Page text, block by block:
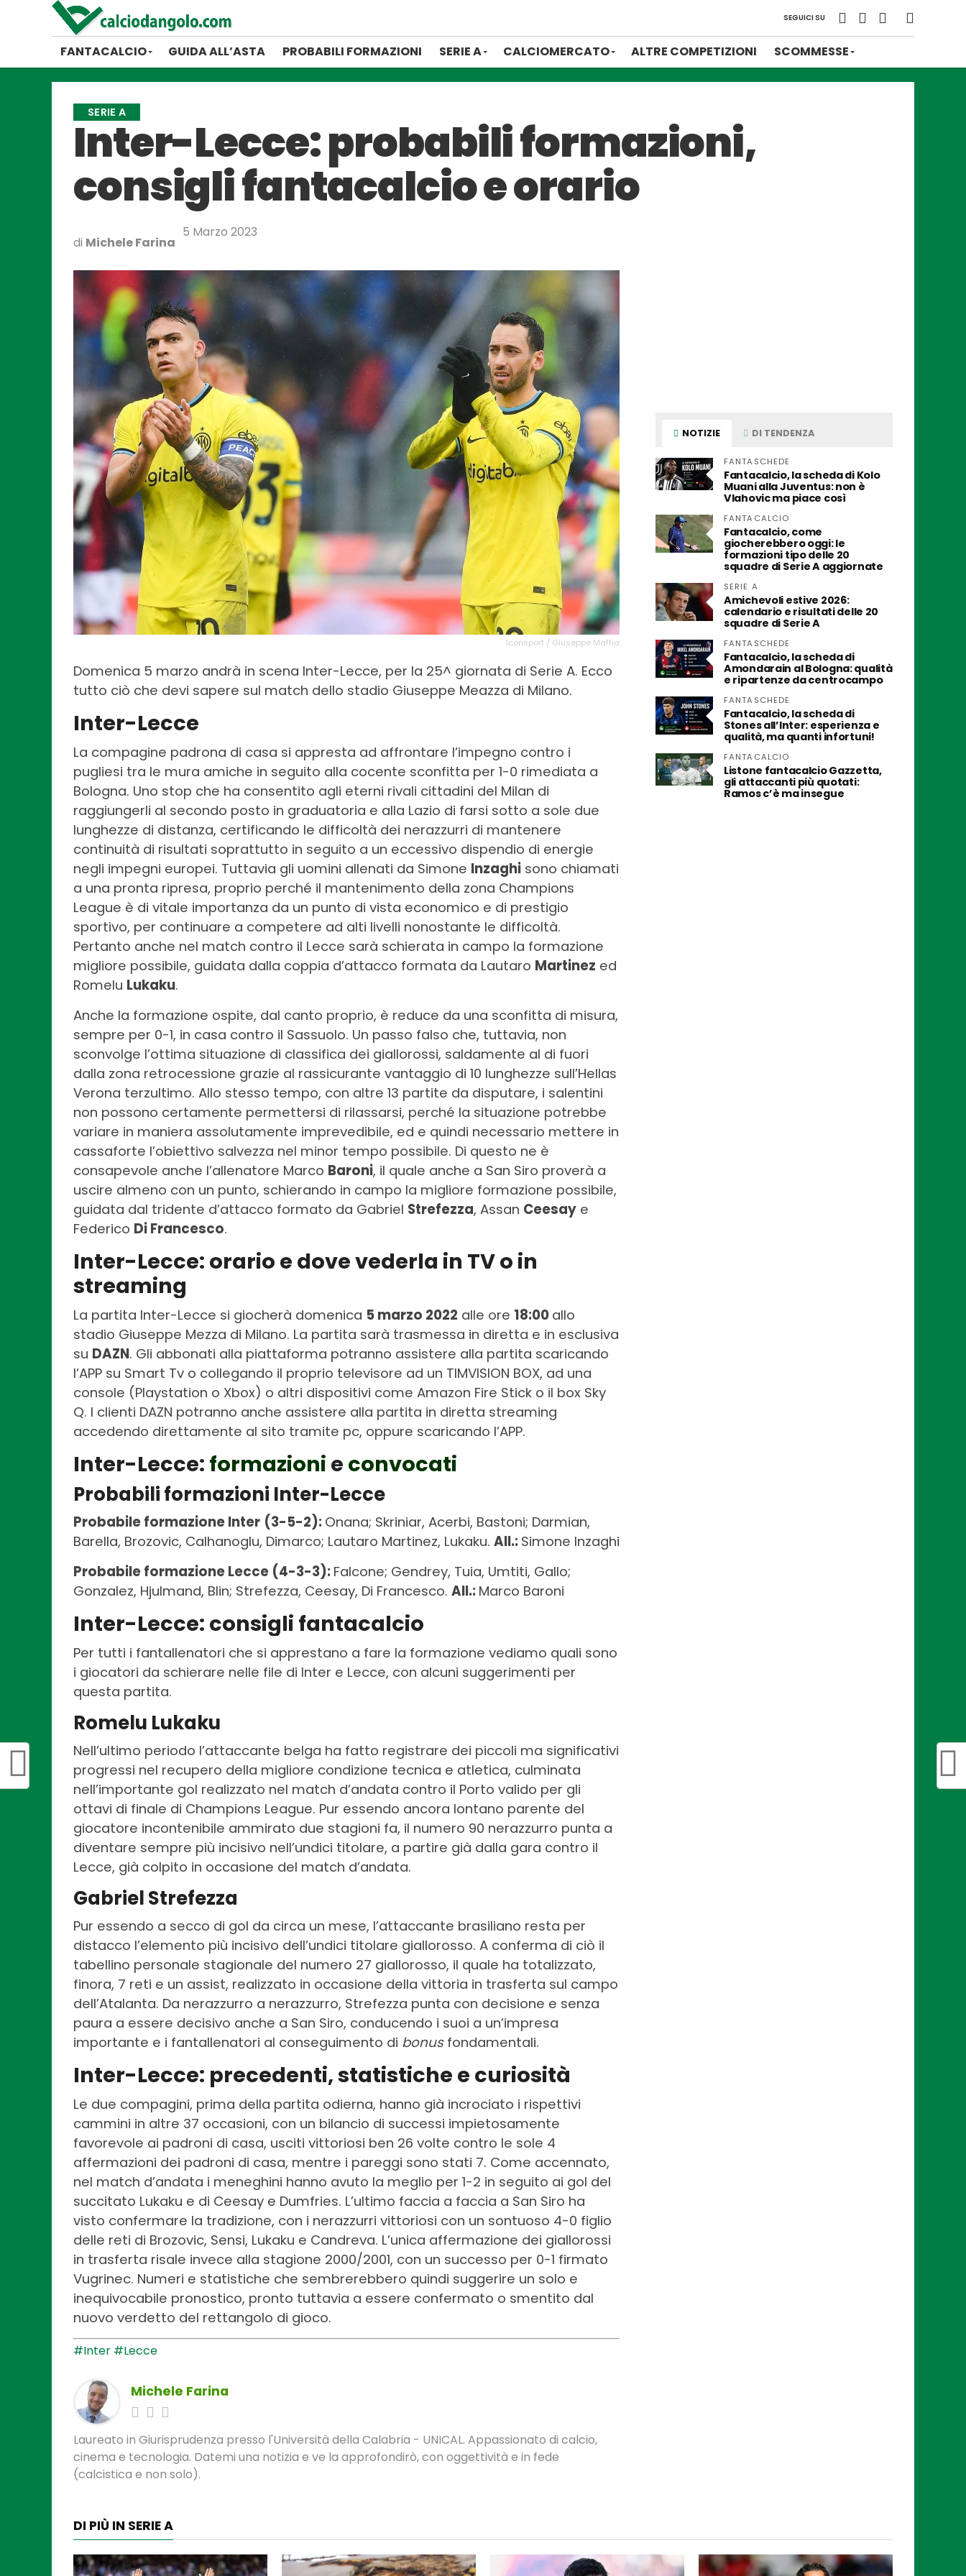
SEGUICI SU
FANTACALCIO GUIDA ALL’ASTA PROBABILI FORMAZIONI SERIE A CALCIOMERCATO ALTRE COMPETIZIONI SCOMMESSE
SERIE A
Inter-Lecce: probabili formazioni,
consigli fantacalcio e orario
di Michele Farina
5 Marzo 2023
Iconsport / Giuseppe Maffia
Domenica 5 marzo andrà in scena Inter-Lecce, per la 25^ giornata di Serie A. Ecco
tutto ciò che devi sapere sul match dello stadio Giuseppe Meazza di Milano.
Inter-Lecce
La compagine padrona di casa si appresta ad affrontare l’impegno contro i
pugliesi tra le mura amiche in seguito alla cocente sconfitta per 1-0 rimediata a
Bologna. Uno stop che ha consentito agli eterni rivali cittadini del Milan di
raggiungerli al secondo posto in graduatoria e alla Lazio di farsi sotto a sole due
lunghezze di distanza, certificando le difficoltà dei nerazzurri di mantenere
continuità di risultati soprattutto in seguito a un eccessivo dispendio di energie
negli impegni europei. Tuttavia gli uomini allenati da Simone Inzaghi sono chiamati
a una pronta ripresa, proprio perché il mantenimento della zona Champions
League è di vitale importanza da un punto di vista economico e di prestigio
sportivo, per continuare a competere ad alti livelli nonostante le difficoltà.
Pertanto anche nel match contro il Lecce sarà schierata in campo la formazione
migliore possibile, guidata dalla coppia d’attacco formata da Lautaro Martinez ed
Romelu Lukaku.
Anche la formazione ospite, dal canto proprio, è reduce da una sconfitta di misura,
sempre per 0-1, in casa contro il Sassuolo. Un passo falso che, tuttavia, non
sconvolge l’ottima situazione di classifica dei giallorossi, saldamente al di fuori
dalla zona retrocessione grazie al rassicurante vantaggio di 10 lunghezze sull’Hellas
Verona terzultimo. Allo stesso tempo, con altre 13 partite da disputare, i salentini
non possono certamente permettersi di rilassarsi, perché la situazione potrebbe
variare in maniera assolutamente imprevedibile, ed e quindi necessario mettere in
cassaforte l’obiettivo salvezza nel minor tempo possibile. Di questo ne è
consapevole anche l’allenatore Marco Baroni, il quale anche a San Siro proverà a
uscire almeno con un punto, schierando in campo la migliore formazione possibile,
guidata dal tridente d’attacco formato da Gabriel Strefezza, Assan Ceesay e
Federico Di Francesco.
Inter-Lecce: orario e dove vederla in TV o in
streaming
La partita Inter-Lecce si giocherà domenica 5 marzo 2022 alle ore 18:00 allo
stadio Giuseppe Mezza di Milano. La partita sarà trasmessa in diretta e in esclusiva
su DAZN. Gli abbonati alla piattaforma potranno assistere alla partita scaricando
l’APP su Smart Tv o collegando il proprio televisore ad un TIMVISION BOX, ad una
console (Playstation o Xbox) o altri dispositivi come Amazon Fire Stick o il box Sky
Q. I clienti DAZN potranno anche assistere alla partita in diretta streaming
accedendo direttamente al sito tramite pc, oppure scaricando l’APP.
Inter-Lecce: formazioni e convocati
Probabili formazioni Inter-Lecce
Probabile formazione Inter (3-5-2): Onana; Skriniar, Acerbi, Bastoni; Darmian,
Barella, Brozovic, Calhanoglu, Dimarco; Lautaro Martinez, Lukaku. All.: Simone Inzaghi
Probabile formazione Lecce (4-3-3): Falcone; Gendrey, Tuia, Umtiti, Gallo;
Gonzalez, Hjulmand, Blin; Strefezza, Ceesay, Di Francesco. All.: Marco Baroni
Inter-Lecce: consigli fantacalcio
Per tutti i fantallenatori che si apprestano a fare la formazione vediamo quali sono
i giocatori da schierare nelle file di Inter e Lecce, con alcuni suggerimenti per
questa partita.
Romelu Lukaku
Nell’ultimo periodo l’attaccante belga ha fatto registrare dei piccoli ma significativi
progressi nel recupero della migliore condizione tecnica e atletica, culminata
nell’importante gol realizzato nel match d’andata contro il Porto valido per gli
ottavi di finale di Champions League. Pur essendo ancora lontano parente del
giocatore incontenibile ammirato due stagioni fa, il numero 90 nerazzurro punta a
diventare sempre più incisivo nell’undici titolare, a partire già dalla gara contro il
Lecce, già colpito in occasione del match d’andata.
Gabriel Strefezza
Pur essendo a secco di gol da circa un mese, l’attaccante brasiliano resta per
distacco l’elemento più incisivo dell’undici titolare giallorosso. A conferma di ciò il
tabellino personale stagionale del numero 27 giallorosso, il quale ha totalizzato,
finora, 7 reti e un assist, realizzato in occasione della vittoria in trasferta sul campo
dell’Atalanta. Da nerazzurro a nerazzurro, Strefezza punta con decisione e senza
paura a essere decisivo anche a San Siro, conducendo i suoi a un’impresa
importante e i fantallenatori al conseguimento di bonusfondamentali.
Inter-Lecce: precedenti, statistiche e curiosità
Le due compagini, prima della partita odierna, hanno già incrociato i rispettivi
cammini in altre 37 occasioni, con un bilancio di successi impietosamente
favorevole ai padroni di casa, usciti vittoriosi ben 26 volte contro le sole 4
affermazioni dei padroni di casa, mentre i pareggi sono stati 7. Come accennato,
nel match d’andata i meneghini hanno avuto la meglio per 1-2 in seguito ai gol del
succitato Lukaku e di Ceesay e Dumfries. L’ultimo faccia a faccia a San Siro ha
visto confermare la tradizione, con i nerazzurri vittoriosi con un sontuoso 4-0 figlio
delle reti di Brozovic, Sensi, Lukaku e Candreva. L’unica affermazione dei giallorossi
in trasferta risale invece alla stagione 2000/2001, con un successo per 0-1 firmato
Vugrinec. Numeri e statistiche che sembrerebbero quindi suggerire un solo e
inequivocabile pronostico, pronto tuttavia a essere confermato o smentito dal
nuovo verdetto del rettangolo di gioco.
#Inter #Lecce
Michele Farina
Laureato in Giurisprudenza presso l'Università della Calabria - UNICAL. Appassionato di calcio,
cinema e tecnologia. Datemi una notizia e ve la approfondirò, con oggettività e in fede
(calcistica e non solo).
NOTIZIE DI TENDENZA
FANTASCHEDE
Fantacalcio, la scheda di Kolo
Muani alla Juventus: non è
Vlahovic ma piace così
FANTACALCIO
Fantacalcio, come
giocherebbero oggi: le
formazioni tipo delle 20
squadre di Serie A aggiornate
SERIE A
Amichevoli estive 2026:
calendario e risultati delle 20
squadre di Serie A
FANTASCHEDE
Fantacalcio, la scheda di
Amondarain al Bologna: qualità
e ripartenze da centrocampo
FANTASCHEDE
Fantacalcio, la scheda di
Stones all’Inter: esperienza e
qualità, ma quanti infortuni!
FANTACALCIO
Listone fantacalcio Gazzetta,
gli attaccanti più quotati:
Ramos c’è ma insegue
DI PIÙ IN SERIE A